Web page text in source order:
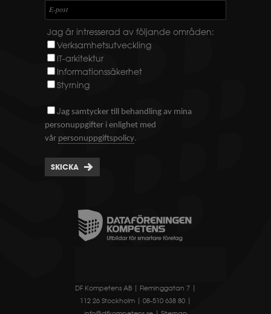
E-post
Jag är intresserad av följande områden:
Verksamhetsutveckling
IT-arkitektur
Informationssäkerhet
Styrning
Jag samtycker till behandling av mina
personuppgifter i enlighet med
vår personuppgiftspolicy.
SKICKA
DF Kompetens AB | Fleminggatan 7 |
112 26 Stockholm | 08-510 638 80 |